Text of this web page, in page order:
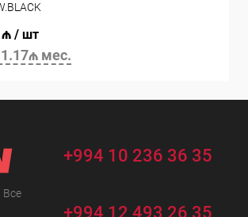
₼ / шт
мес.
Все
+994 10 236 36 35
+994 12 493 26 35